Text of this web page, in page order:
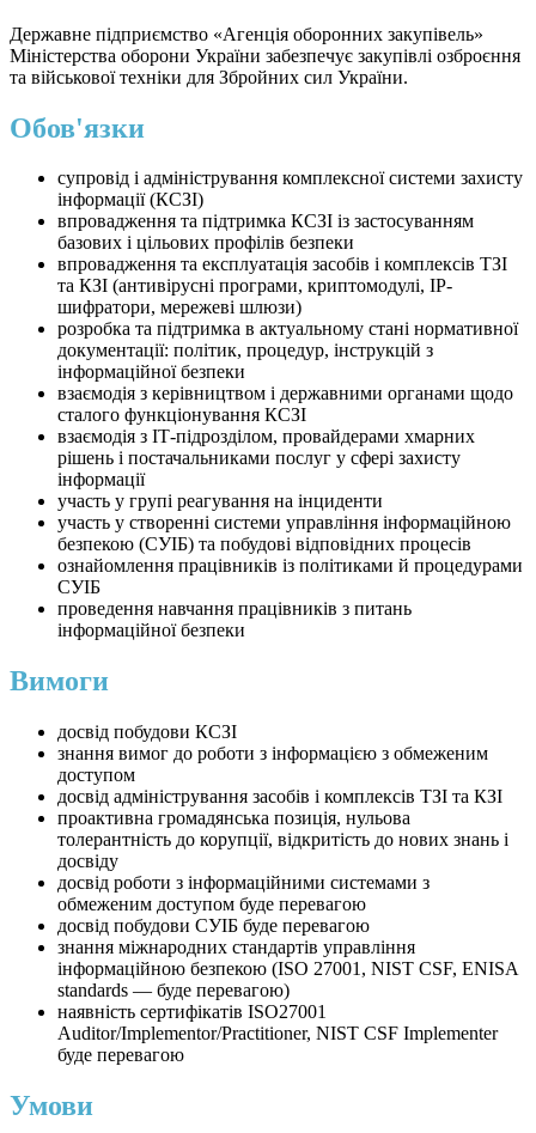
Державне підприємство «Агенція оборонних закупівель»
Міністерства оборони України забезпечує закупівлі озброєння
та військової техніки для Збройних сил України.
Обов'язки
супровід і адміністрування комплексної системи захисту
інформації (КСЗІ)
впровадження та підтримка КСЗІ із застосуванням
базових і цільових профілів безпеки
впровадження та експлуатація засобів і комплексів ТЗІ
та КЗІ (антивірусні програми, криптомодулі, IP-
шифратори, мережеві шлюзи)
розробка та підтримка в актуальному стані нормативної
документації: політик, процедур, інструкцій з
інформаційної безпеки
взаємодія з керівництвом і державними органами щодо
сталого функціонування КСЗІ
взаємодія з ІТ-підрозділом, провайдерами хмарних
рішень і постачальниками послуг у сфері захисту
інформації
участь у групі реагування на інциденти
участь у створенні системи управління інформаційною
безпекою (СУІБ) та побудові відповідних процесів
ознайомлення працівників із політиками й процедурами
СУІБ
проведення навчання працівників з питань
інформаційної безпеки
Вимоги
досвід побудови КСЗІ
знання вимог до роботи з інформацією з обмеженим
доступом
досвід адміністрування засобів і комплексів ТЗІ та КЗІ
проактивна громадянська позиція, нульова
толерантність до корупції, відкритість до нових знань і
досвіду
досвід роботи з інформаційними системами з
обмеженим доступом буде перевагою
досвід побудови СУІБ буде перевагою
знання міжнародних стандартів управління
інформаційною безпекою (ISO 27001, NIST CSF, ENISA
standards — буде перевагою)
наявність сертифікатів ISO27001
Auditor/Implementor/Practitioner, NIST CSF Implementer
буде перевагою
Умови